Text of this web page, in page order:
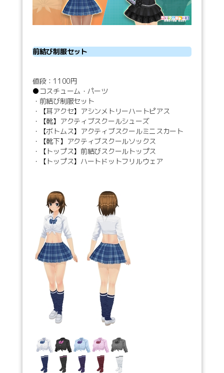
前結び制服セット
値段：1100円
●コスチューム・パーツ
・前結び制服セット
・【耳アクセ】アシンメトリーハートピアス
・【靴】アクティブスクールシューズ
・【ボトムス】アクティブスクールミニスカート
・【靴下】アクティブスクールソックス
・【トップス】前結びスクールトップス
・【トップス】ハートドットフリルウェア